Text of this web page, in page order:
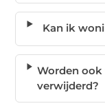
Kan ik
Worden
verwijderd?